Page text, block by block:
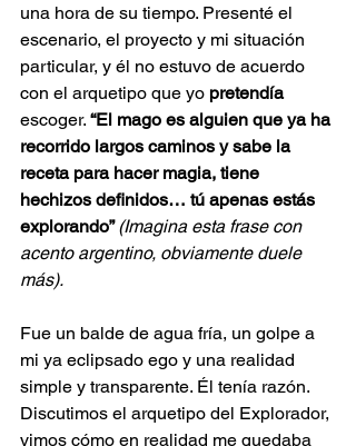
una hora de su tiempo. Presenté el
escenario, el proyecto y mi situación
particular, y él no estuvo de acuerdo
con el arquetipo que yo pretendía
escoger. “El mago es alguien que ya ha
recorrido largos caminos y sabe la
receta para hacer magia, tiene
hechizos definidos… tú apenas estás
explorando” (Imagina esta frase con
acento argentino, obviamente duele
más).
Fue un balde de agua fría, un golpe a
mi ya eclipsado ego y una realidad
simple y transparente. Él tenía razón.
Discutimos el arquetipo del Explorador,
vimos cómo en realidad me quedaba